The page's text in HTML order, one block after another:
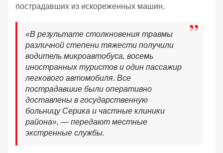
пострадавших из искореженных машин.
«В результате столкновения травмы
различной степени тяжести получили
водитель микроавтобуса, восемь
иностранных туристов и один пассажир
легкового автомобиля. Все
пострадавшие были оперативно
доставлены в государственную
больницу Серика и частные клиники
района», — передают местные
экстренные службы.